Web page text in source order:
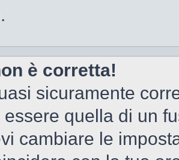
è corretta!
sicuramente
essere quella di un
cambiare le